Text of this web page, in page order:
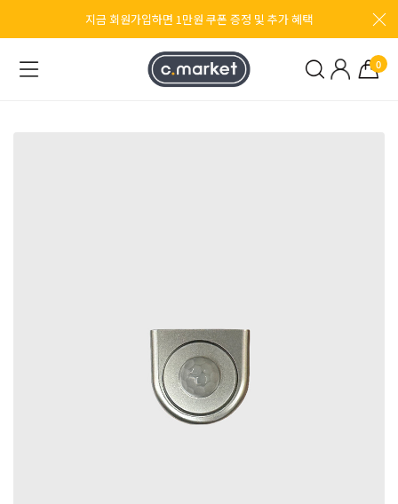
지금 회원가입하면 1만원 쿠폰 증정 및 추가 혜택
0